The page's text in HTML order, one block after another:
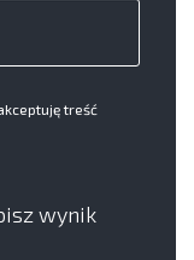
treść
wynik